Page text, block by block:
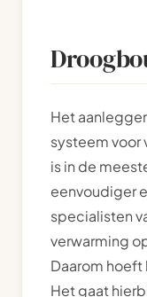
Het
systeem voor
is in de
eenvoudiger
specialisten
verwarming
Daarom
Het gaat